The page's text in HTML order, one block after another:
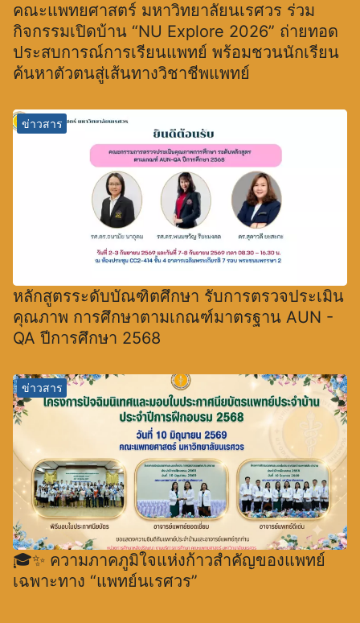
คณะแพทยศาสตร์ มหาวิทยาลัยนเรศวร ร่วม
กิจกรรมเปิดบ้าน “NU Explore 2026” ถ่ายทอด
ประสบการณ์การเรียนแพทย์ พร้อมชวนนักเรียน
ค้นหาตัวตนสู่เส้นทางวิชาชีพแพทย์
ข่าวสาร
หลักสูตรระดับบัณฑิตศึกษา รับการตรวจประเมิน
คุณภาพ การศึกษาตามเกณฑ์มาตรฐาน AUN -
QA ปีการศึกษา 2568
ข่าวสาร
🎓✨ ความภาคภูมิใจแห่งก้าวสำคัญของแพทย์
เฉพาะทาง “แพทย์นเรศวร”